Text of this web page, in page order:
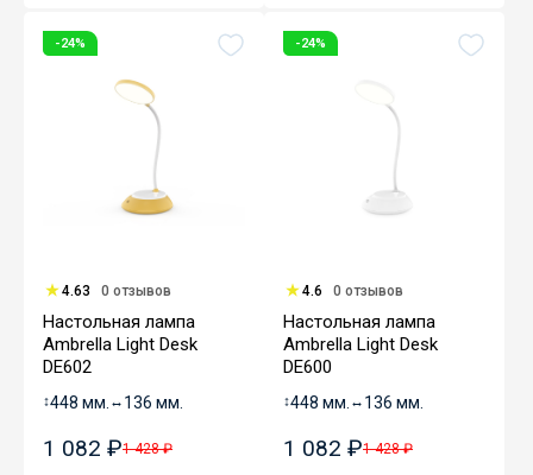
-24%
4.63 0 отзывов
Настольная лампа
Ambrella Light Desk
DE602
↕448 мм. ↔ 136 мм.
1 082 ₽1 428 ₽
-24%
4.6 0 отзывов
Настольная лампа
Ambrella Light Desk
DE600
↕448 мм. ↔ 136 мм.
1 082 ₽1 428 ₽